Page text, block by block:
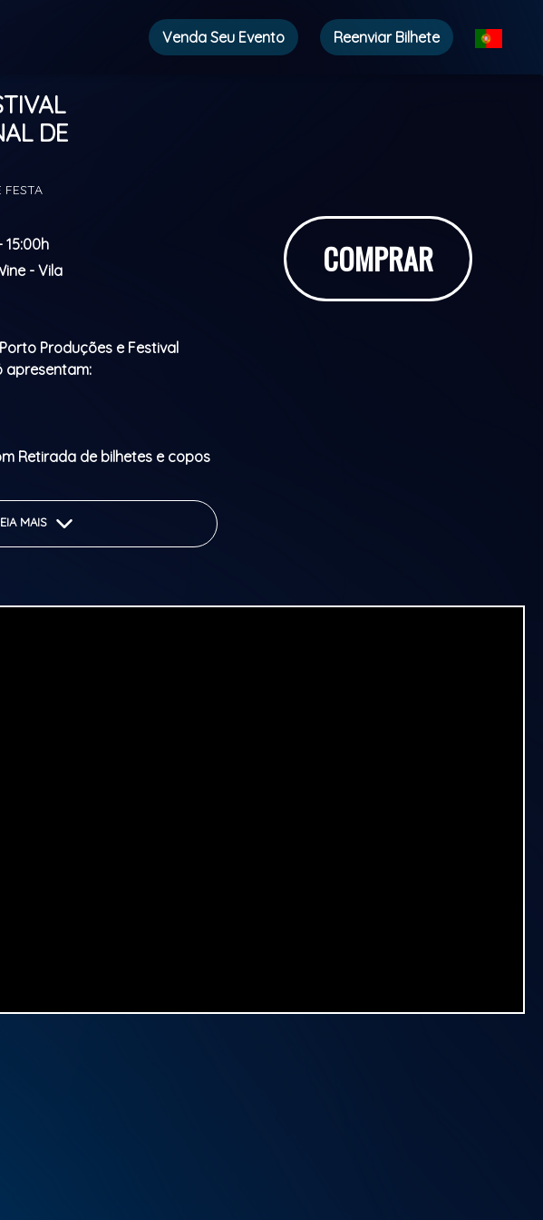
Venda Seu Evento Reenviar Bilhete
DE
15:00h
- Vila
Produções e Festival
apresentam:
Retirada de bilhetes e copos
com muitas bandas de
e um mix de cultura
e muito mais em um
MAIS
COMPRAR